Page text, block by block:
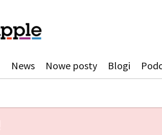
News Nowe posty Blogi